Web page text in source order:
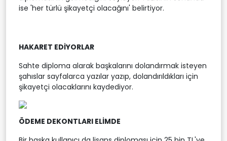
ise 'her türlü şikayetçi olacağını' belirtiyor.
HAKARET EDİYORLAR
Sahte diploma alarak başkalarını dolandırmak isteyen
şahıslar sayfalarca yazılar yazıp, dolandırıldıkları için
şikayetçi olacaklarını kaydediyor.
ÖDEME DEKONTLARI ELİMDE